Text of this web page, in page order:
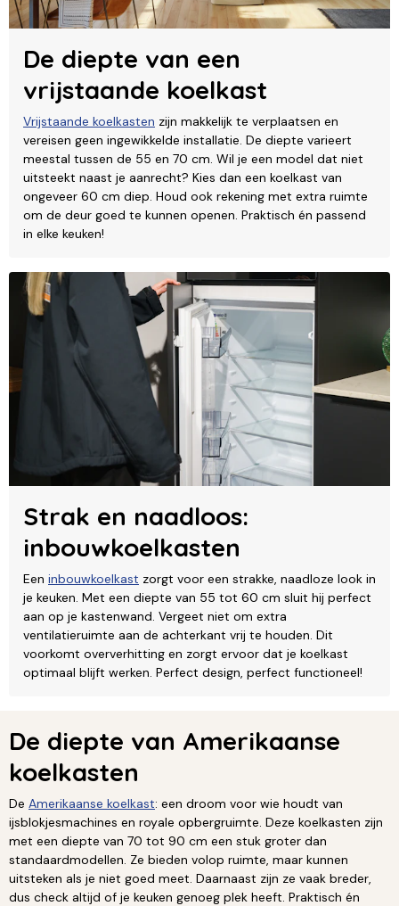
De diepte van een
vrijstaande koelkast
Vrijstaande koelkasten zijn makkelijk te verplaatsen en
vereisen geen ingewikkelde installatie. De diepte varieert
meestal tussen de 55 en 70 cm. Wil je een model dat niet
uitsteekt naast je aanrecht? Kies dan een koelkast van
ongeveer 60 cm diep. Houd ook rekening met extra ruimte
om de deur goed te kunnen openen. Praktisch én passend
in elke keuken!
Strak en naadloos:
inbouwkoelkasten
Een inbouwkoelkast zorgt voor een strakke, naadloze look in
je keuken. Met een diepte van 55 tot 60 cm sluit hij perfect
aan op je kastenwand. Vergeet niet om extra
ventilatieruimte aan de achterkant vrij te houden. Dit
voorkomt oververhitting en zorgt ervoor dat je koelkast
optimaal blijft werken. Perfect design, perfect functioneel!
De diepte van Amerikaanse
koelkasten
De Amerikaanse koelkast: een droom voor wie houdt van
ijsblokjesmachines en royale opbergruimte. Deze koelkasten zijn
met een diepte van 70 tot 90 cm een stuk groter dan
standaardmodellen. Ze bieden volop ruimte, maar kunnen
uitsteken als je niet goed meet. Daarnaast zijn ze vaak breder,
dus check altijd of je keuken genoeg plek heeft. Praktisch én